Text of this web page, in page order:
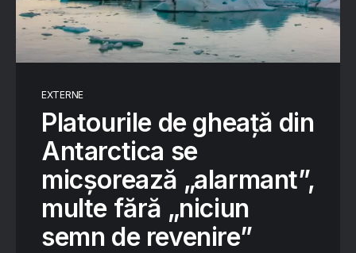
EXTERNE
Platourile de gheață din
Antarctica se
micșorează „alarmant”,
multe fără „niciun
semn de revenire”